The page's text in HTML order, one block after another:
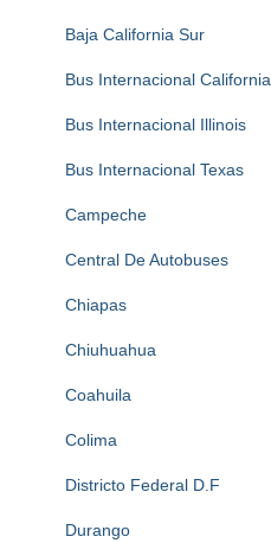
Baja California Sur
Bus Internacional California
Bus Internacional Illinois
Bus Internacional Texas
Campeche
Central De Autobuses
Chiapas
Chiuhuahua
Coahuila
Colima
Districto Federal D.F
Durango